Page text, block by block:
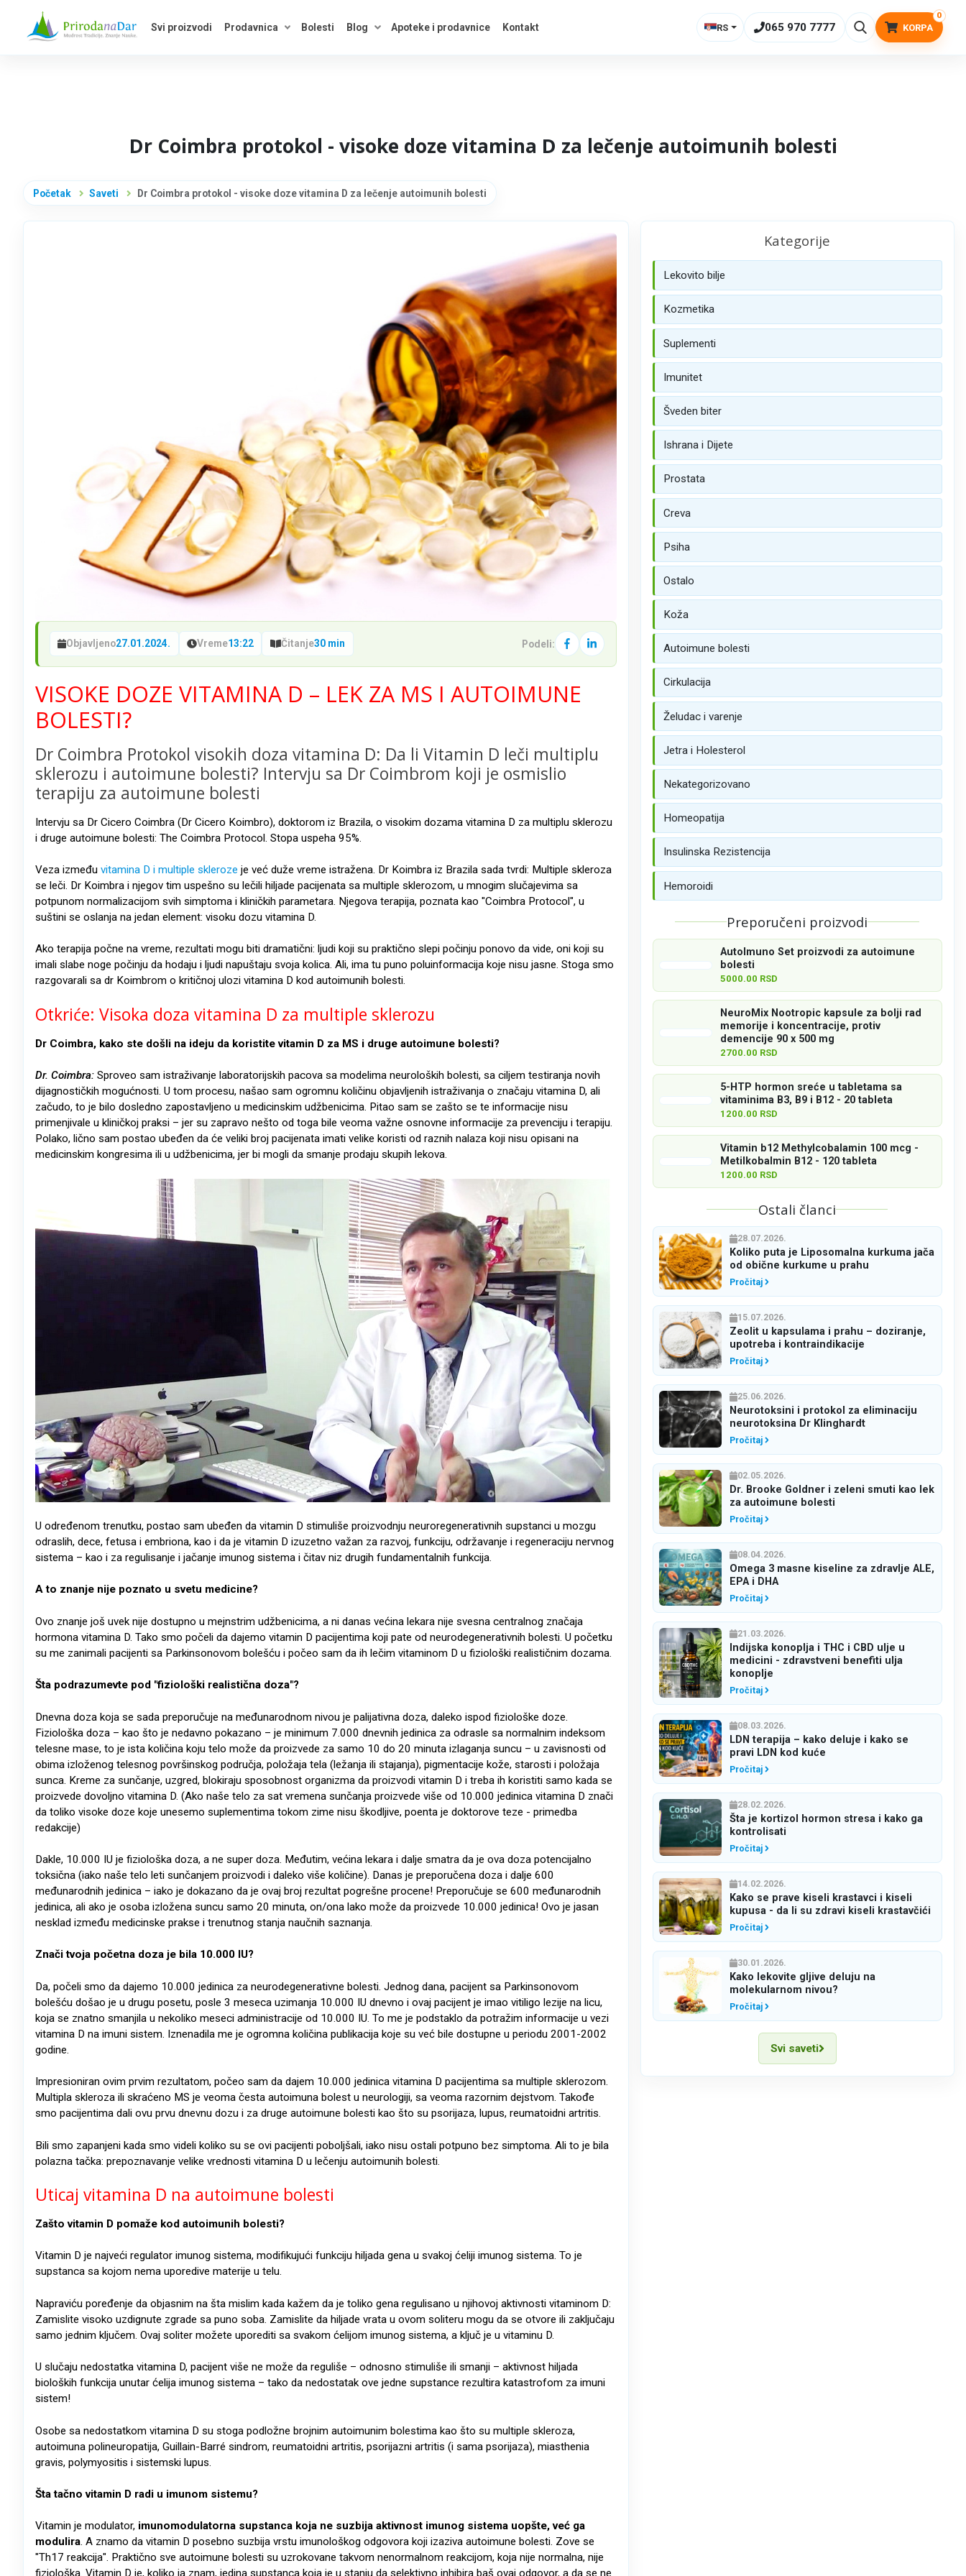
Svi proizvodi Prodavnica
Otvori kategorije
Bolesti Blog
Otvori savete
Apoteke i prodavnice Kontakt RS 065 970 7777
0
KORPA
Dr Coimbra protokol - visoke doze vitamina D za lečenje autoimunih bolesti
Početak Saveti Dr Coimbra protokol - visoke doze vitamina D za lečenje autoimunih bolesti
Objavljeno27.01.2024. Vreme13:22 Čitanje30 min Podeli:
VISOKE DOZE VITAMINA D – LEK ZA MS I AUTOIMUNE
BOLESTI?
Dr Coimbra Protokol visokih doza vitamina D: Da li Vitamin D leči multiplu
sklerozu i autoimune bolesti? Intervju sa Dr Coimbrom koji je osmislio
terapiju za autoimune bolesti
Intervju sa Dr Cicero Coimbra (Dr Cicero Koimbro), doktorom iz Brazila, o visokim dozama vitamina D za multiplu sklerozu
i druge autoimune bolesti: The Coimbra Protocol. Stopa uspeha 95%.
Veza između vitamina D i multiple skleroze je već duže vreme istražena. Dr Koimbra iz Brazila sada tvrdi: Multiple skleroza
se leči. Dr Koimbra i njegov tim uspešno su lečili hiljade pacijenata sa multiple sklerozom, u mnogim slučajevima sa
potpunom normalizacijom svih simptoma i kliničkih parametara. Njegova terapija, poznata kao "Coimbra Protocol", u
suštini se oslanja na jedan element: visoku dozu vitamina D.
Ako terapija počne na vreme, rezultati mogu biti dramatični: ljudi koji su praktično slepi počinju ponovo da vide, oni koji su
imali slabe noge počinju da hodaju i ljudi napuštaju svoja kolica. Ali, ima tu puno poluinformacija koje nisu jasne. Stoga smo
razgovarali sa dr Koimbrom o kritičnoj ulozi vitamina D kod autoimunih bolesti.
Otkriće: Visoka doza vitamina D za multiple sklerozu
Dr Coimbra, kako ste došli na ideju da koristite vitamin D za MS i druge autoimune bolesti?
Dr. Coimbra: Sproveo sam istraživanje laboratorijskih pacova sa modelima neuroloških bolesti, sa ciljem testiranja novih
dijagnostičkih mogućnosti. U tom procesu, našao sam ogromnu količinu objavljenih istraživanja o značaju vitamina D, ali
začudo, to je bilo dosledno zapostavljeno u medicinskim udžbenicima. Pitao sam se zašto se te informacije nisu
primenjivale u kliničkoj praksi – jer su zapravo nešto od toga bile veoma važne osnovne informacije za prevenciju i terapiju.
Polako, lično sam postao ubeđen da će veliki broj pacijenata imati velike koristi od raznih nalaza koji nisu opisani na
medicinskim kongresima ili u udžbenicima, jer bi mogli da smanje prodaju skupih lekova.
U određenom trenutku, postao sam ubeđen da vitamin D stimuliše proizvodnju neuroregenerativnih supstanci u mozgu
odraslih, dece, fetusa i embriona, kao i da je vitamin D izuzetno važan za razvoj, funkciju, održavanje i regeneraciju nervnog
sistema – kao i za regulisanje i jačanje imunog sistema i čitav niz drugih fundamentalnih funkcija.
A to znanje nije poznato u svetu medicine?
Ovo znanje još uvek nije dostupno u mejnstrim udžbenicima, a ni danas većina lekara nije svesna centralnog značaja
hormona vitamina D. Tako smo počeli da dajemo vitamin D pacijentima koji pate od neurodegenerativnih bolesti. U početku
su me zanimali pacijenti sa Parkinsonovom bolešću i počeo sam da ih lečim vitaminom D u fiziološki realističnim dozama.
Šta podrazumevte pod "fiziološki realistična doza"?
Dnevna doza koja se sada preporučuje na međunarodnom nivou je palijativna doza, daleko ispod fiziološke doze.
Fiziološka doza – kao što je nedavno pokazano – je minimum 7.000 dnevnih jedinica za odrasle sa normalnim indeksom
telesne mase, to je ista količina koju telo može da proizvede za samo 10 do 20 minuta izlaganja suncu – u zavisnosti od
obima izloženog telesnog površinskog područja, položaja tela (ležanja ili stajanja), pigmentacije kože, starosti i položaja
sunca. Kreme za sunčanje, uzgred, blokiraju sposobnost organizma da proizvodi vitamin D i treba ih koristiti samo kada se
proizvede dovoljno vitamina D. (Ako naše telo za sat vremena sunčanja proizvede više od 10.000 jedinica vitamina D znači
da toliko visoke doze koje unesemo suplementima tokom zime nisu škodljive, poenta je doktorove teze - primedba
redakcije)
Dakle, 10.000 IU je fiziološka doza, a ne super doza. Međutim, većina lekara i dalje smatra da je ova doza potencijalno
toksična (iako naše telo leti sunčanjem proizvodi i daleko više količine). Danas je preporučena doza i dalje 600
međunarodnih jedinica – iako je dokazano da je ovaj broj rezultat pogrešne procene! Preporučuje se 600 međunarodnih
jedinica, ali ako je osoba izložena suncu samo 20 minuta, on/ona lako može da proizvede 10.000 jedinica! Ovo je jasan
nesklad između medicinske prakse i trenutnog stanja naučnih saznanja.
Znači tvoja početna doza je bila 10.000 IU?
Da, počeli smo da dajemo 10.000 jedinica za neurodegenerativne bolesti. Jednog dana, pacijent sa Parkinsonovom
bolešću došao je u drugu posetu, posle 3 meseca uzimanja 10.000 IU dnevno i ovaj pacijent je imao vitiligo lezije na licu,
koja se znatno smanjila u nekoliko meseci administracije od 10.000 IU. To me je podstaklo da potražim informacije u vezi
vitamina D na imuni sistem. Iznenadila me je ogromna količina publikacija koje su već bile dostupne u periodu 2001-2002
godine.
Impresioniran ovim prvim rezultatom, počeo sam da dajem 10.000 jedinica vitamina D pacijentima sa multiple sklerozom.
Multipla skleroza ili skraćeno MS je veoma česta autoimuna bolest u neurologiji, sa veoma razornim dejstvom. Takođe
smo pacijentima dali ovu prvu dnevnu dozu i za druge autoimune bolesti kao što su psorijaza, lupus, reumatoidni artritis.
Bili smo zapanjeni kada smo videli koliko su se ovi pacijenti poboljšali, iako nisu ostali potpuno bez simptoma. Ali to je bila
polazna tačka: prepoznavanje velike vrednosti vitamina D u lečenju autoimunih bolesti.
Uticaj vitamina D na autoimune bolesti
Zašto vitamin D pomaže kod autoimunih bolesti?
Vitamin D je najveći regulator imunog sistema, modifikujući funkciju hiljada gena u svakoj ćeliji imunog sistema. To je
supstanca sa kojom nema uporedive materije u telu.
Napraviću poređenje da objasnim na šta mislim kada kažem da je toliko gena regulisano u njihovoj aktivnosti vitaminom D:
Zamislite visoko uzdignute zgrade sa puno soba. Zamislite da hiljade vrata u ovom soliteru mogu da se otvore ili zaključaju
samo jednim ključem. Ovaj soliter možete uporediti sa svakom ćelijom imunog sistema, a ključ je u vitaminu D.
U slučaju nedostatka vitamina D, pacijent više ne može da reguliše – odnosno stimuliše ili smanji – aktivnost hiljada
bioloških funkcija unutar ćelija imunog sistema – tako da nedostatak ove jedne supstance rezultira katastrofom za imuni
sistem!
Osobe sa nedostatkom vitamina D su stoga podložne brojnim autoimunim bolestima kao što su multiple skleroza,
autoimuna polineuropatija, Guillain-Barré sindrom, reumatoidni artritis, psorijazni artritis (i sama psorijaza), miasthenia
gravis, polymyositis i sistemski lupus.
Šta tačno vitamin D radi u imunom sistemu?
Vitamin je modulator, imunomodulatorna supstanca koja ne suzbija aktivnost imunog sistema uopšte, već ga
modulira. A znamo da vitamin D posebno suzbija vrstu imunološkog odgovora koji izaziva autoimune bolesti. Zove se
"Th17 reakcija". Praktično sve autoimune bolesti su uzrokovane takvom nenormalnom reakcijom, koja nije normalna, nije
fiziološka. Vitamin D je, koliko ja znam, jedina supstanca koja je u stanju da selektivno inhibira baš ovaj odgovor, a da se ne
Kategorije
Lekovito bilje
Kozmetika
Suplementi
Imunitet
Šveden biter
Ishrana i Dijete
Prostata
Creva
Psiha
Ostalo
Koža
Autoimune bolesti
Cirkulacija
Želudac i varenje
Jetra i Holesterol
Nekategorizovano
Homeopatija
Insulinska Rezistencija
Hemoroidi
Preporučeni proizvodi
AutoImuno Set proizvodi za autoimune
bolesti
5000.00 RSD
NeuroMix Nootropic kapsule za bolji rad
memorije i koncentracije, protiv
demencije 90 x 500 mg
2700.00 RSD
5-HTP hormon sreće u tabletama sa
vitaminima B3, B9 i B12 - 20 tableta
1200.00 RSD
Vitamin b12 Methylcobalamin 100 mcg -
Metilkobalmin B12 - 120 tableta
1200.00 RSD
Ostali članci
28.07.2026.
Koliko puta je Liposomalna kurkuma jača
od obične kurkume u prahu
Pročitaj
15.07.2026.
Zeolit u kapsulama i prahu – doziranje,
upotreba i kontraindikacije
Pročitaj
25.06.2026.
Neurotoksini i protokol za eliminaciju
neurotoksina Dr Klinghardt
Pročitaj
02.05.2026.
Dr. Brooke Goldner i zeleni smuti kao lek
za autoimune bolesti
Pročitaj
08.04.2026.
Omega 3 masne kiseline za zdravlje ALE,
EPA i DHA
Pročitaj
21.03.2026.
Indijska konoplja i THC i CBD ulje u
medicini - zdravstveni benefiti ulja
konoplje
Pročitaj
08.03.2026.
LDN terapija – kako deluje i kako se
pravi LDN kod kuće
Pročitaj
28.02.2026.
Šta je kortizol hormon stresa i kako ga
kontrolisati
Pročitaj
14.02.2026.
Kako se prave kiseli krastavci i kiseli
kupusa - da li su zdravi kiseli krastavčići
Pročitaj
30.01.2026.
Kako lekovite gljive deluju na
molekularnom nivou?
Pročitaj
Svi saveti